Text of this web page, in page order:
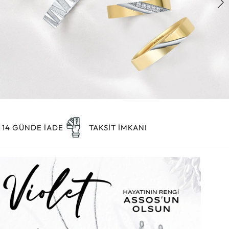
Elmas Bilezikler
Altın Tesbihler
Altın Hasır Setler
Violet Burç
14 GÜNDE İADE TAKSİT İMKANI